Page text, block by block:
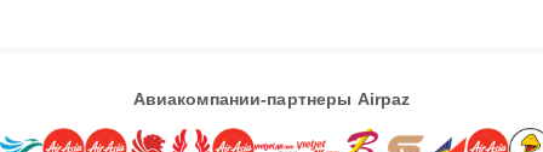
Авиакомпании-партнеры Airpaz